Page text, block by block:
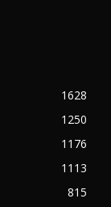
1628
1250
1176
1113
815